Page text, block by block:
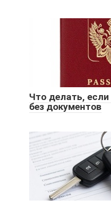
Что делать,
без документов